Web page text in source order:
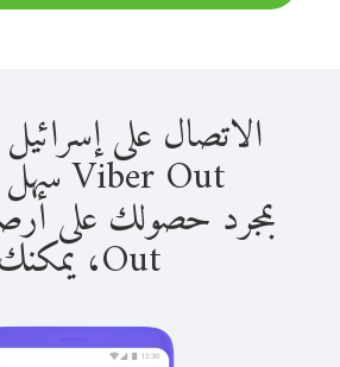
الاتصال على
Viber Out سهل للغاية.
Out، يمكنك: